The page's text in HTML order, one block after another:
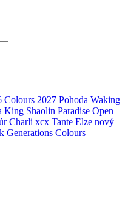
Colours 2027 Pohoda Waking
King Shaolin Paradise Open
Charli xcx Tante Elze nový
Generations Colours